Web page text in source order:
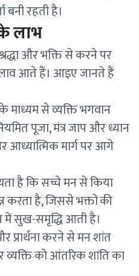
रहती है।
लाभ
और भक्ति से करने पर
आते हैं। आइए जानते हैं
माध्यम से व्यक्ति भगवान
पूजा, मंत्र जाप और ध्यान
आध्यात्मिक मार्ग पर आगे
है कि सच्चे मन से किया
करता है, जिससे भक्तों की
में सुख-समृद्धि आती है।
प्रार्थना करने से मन शांत
व्यक्ति को आंतरिक शांति का